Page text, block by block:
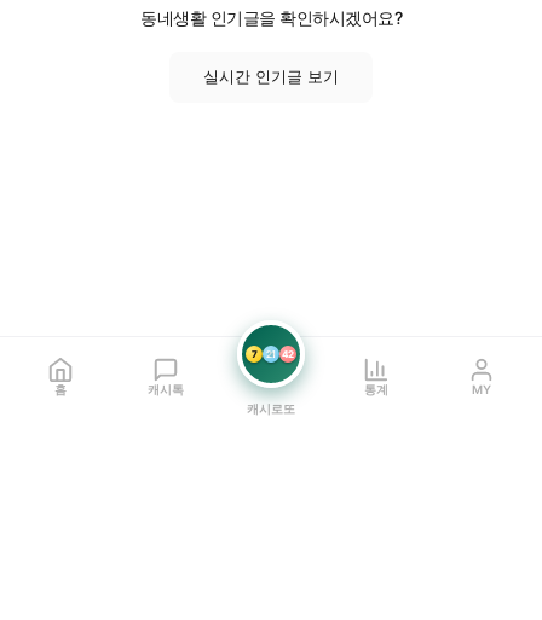
동네생활 인기글을 확인하시겠어요?
실시간 인기글 보기
홈 캐시톡
7 21 42
캐시로또
통계 MY